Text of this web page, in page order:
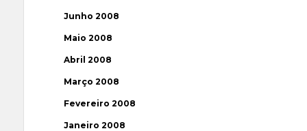
Junho 2008
Maio 2008
Abril 2008
Março 2008
Fevereiro 2008
Janeiro 2008